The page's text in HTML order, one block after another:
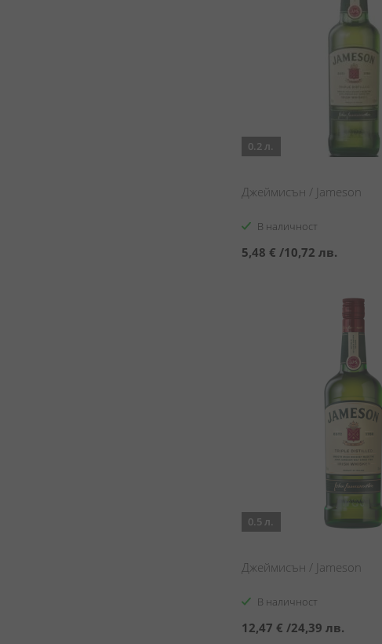
0.2 л.
Джеймисън / Jameson
В наличност
5,48 € /10,72 лв.
0.5 л.
Джеймисън / Jameson
В наличност
12,47 € /24,39 лв.